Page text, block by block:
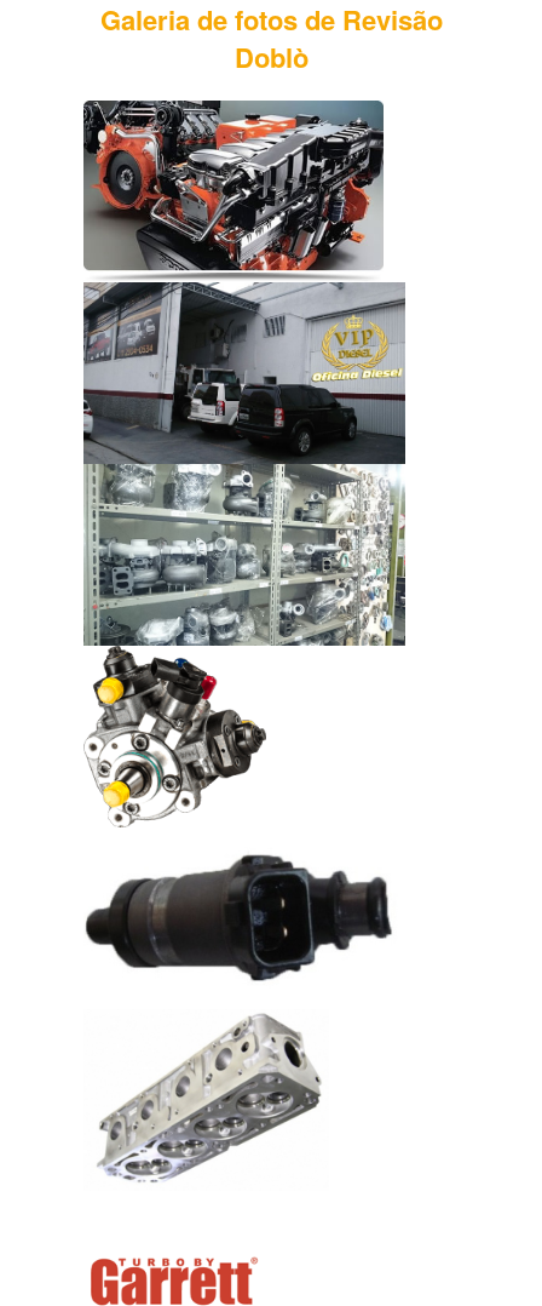
Galeria de fotos de Revisão
Doblò